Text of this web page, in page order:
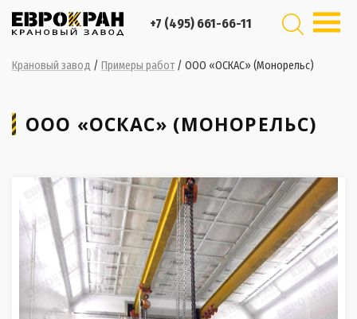
+7 (495) 661-66-11
Крановый завод / Примеры работ / ООО «ОСКАС» (Монорельс)
ООО «ОСКАС» (МОНОРЕЛЬС)